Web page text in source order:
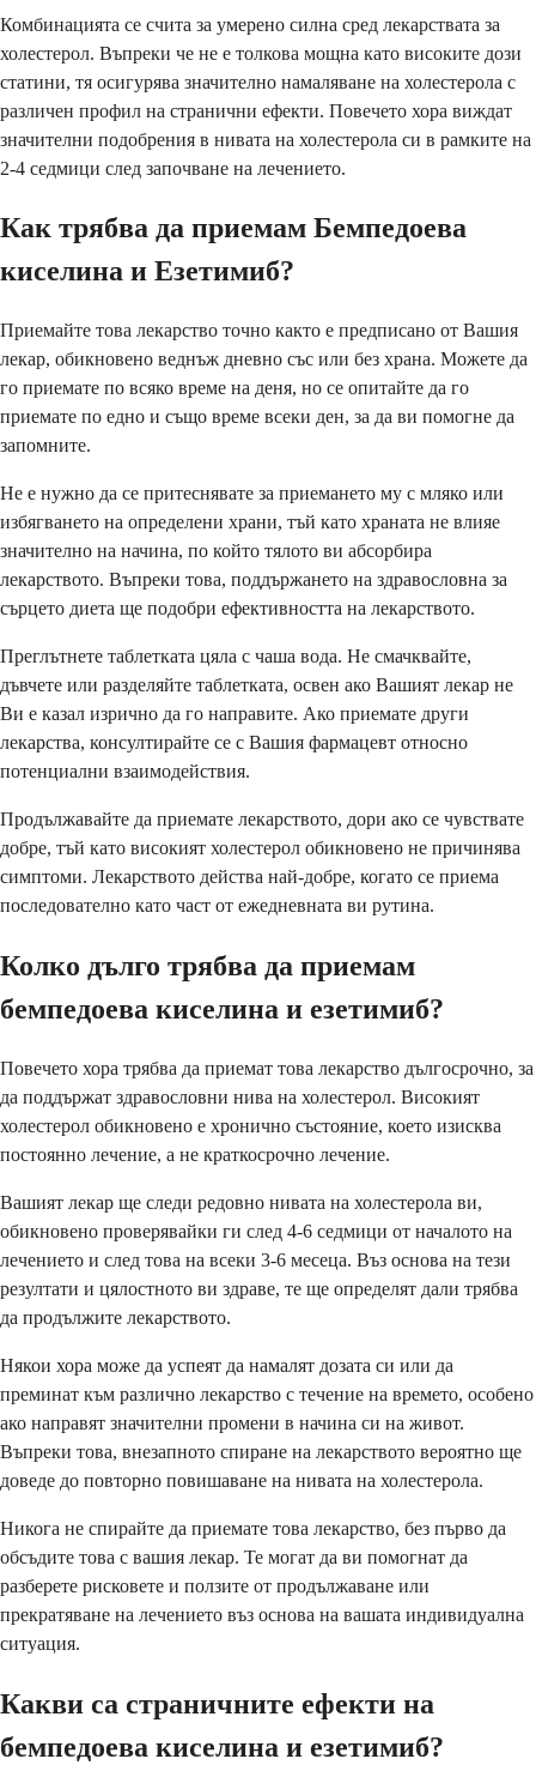
Комбинацията се счита за умерено силна сред лекарствата за
холестерол. Въпреки че не е толкова мощна като високите дози
статини, тя осигурява значително намаляване на холестерола с
различен профил на странични ефекти. Повечето хора виждат
значителни подобрения в нивата на холестерола си в рамките на
2-4 седмици след започване на лечението.
Как трябва да приемам Бемпедоева
киселина и Езетимиб?
Приемайте това лекарство точно както е предписано от Вашия
лекар, обикновено веднъж дневно със или без храна. Можете да
го приемате по всяко време на деня, но се опитайте да го
приемате по едно и също време всеки ден, за да ви помогне да
запомните.
Не е нужно да се притеснявате за приемането му с мляко или
избягването на определени храни, тъй като храната не влияе
значително на начина, по който тялото ви абсорбира
лекарството. Въпреки това, поддържането на здравословна за
сърцето диета ще подобри ефективността на лекарството.
Преглътнете таблетката цяла с чаша вода. Не смачквайте,
дъвчете или разделяйте таблетката, освен ако Вашият лекар не
Ви е казал изрично да го направите. Ако приемате други
лекарства, консултирайте се с Вашия фармацевт относно
потенциални взаимодействия.
Продължавайте да приемате лекарството, дори ако се чувствате
добре, тъй като високият холестерол обикновено не причинява
симптоми. Лекарството действа най-добре, когато се приема
последователно като част от ежедневната ви рутина.
Колко дълго трябва да приемам
бемпедоева киселина и езетимиб?
Повечето хора трябва да приемат това лекарство дългосрочно, за
да поддържат здравословни нива на холестерол. Високият
холестерол обикновено е хронично състояние, което изисква
постоянно лечение, а не краткосрочно лечение.
Вашият лекар ще следи редовно нивата на холестерола ви,
обикновено проверявайки ги след 4-6 седмици от началото на
лечението и след това на всеки 3-6 месеца. Въз основа на тези
резултати и цялостното ви здраве, те ще определят дали трябва
да продължите лекарството.
Някои хора може да успеят да намалят дозата си или да
преминат към различно лекарство с течение на времето, особено
ако направят значителни промени в начина си на живот.
Въпреки това, внезапното спиране на лекарството вероятно ще
доведе до повторно повишаване на нивата на холестерола.
Никога не спирайте да приемате това лекарство, без първо да
обсъдите това с вашия лекар. Те могат да ви помогнат да
разберете рисковете и ползите от продължаване или
прекратяване на лечението въз основа на вашата индивидуална
ситуация.
Какви са страничните ефекти на
бемпедоева киселина и езетимиб?